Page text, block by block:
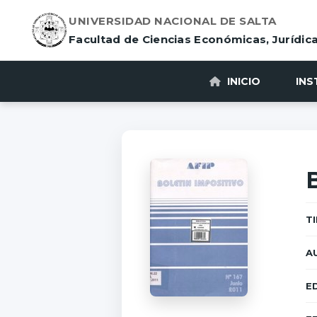
UNIVERSIDAD NACIONAL DE SALTA
Facultad de Ciencias Económicas,
INICIO